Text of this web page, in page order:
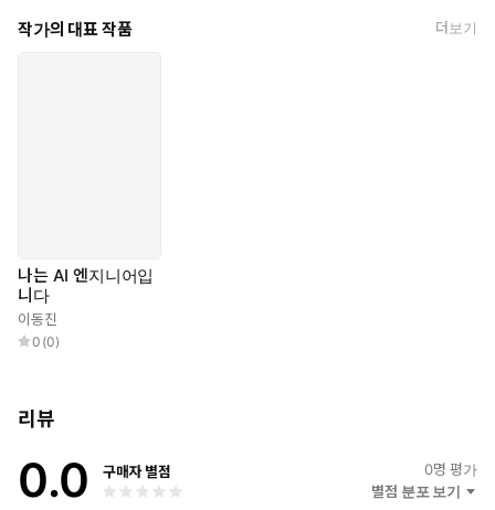
작가의 대표 작품 더보기
나는 AI 엔지니어입
니다
이동진
0 (0)
리뷰
0.0 구매자 별점 0명 평가
별점 분포 보기